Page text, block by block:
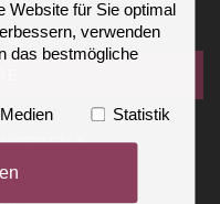
⚕️
Website für Sie optimal
verwenden
das bestmögliche
Statistik